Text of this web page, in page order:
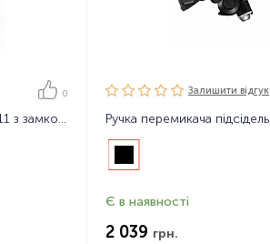
0
Ланцюг велосипедний KMC X11 з замком, 114 ланок, 11 зірок
Залишити вiдгук
Є в наявності
2 039 грн.